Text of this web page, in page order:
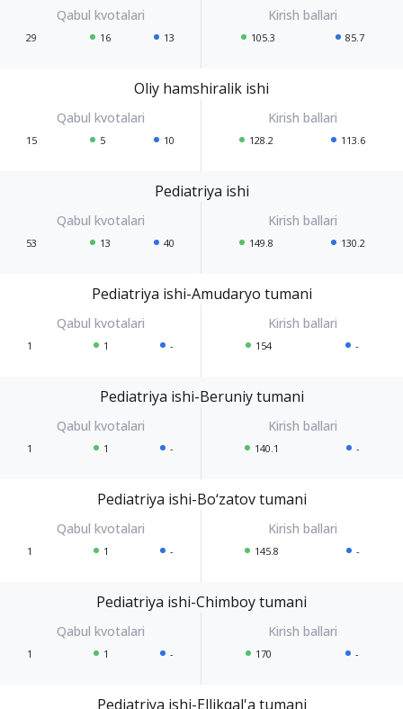
29 16 13 105.3 85.7
Oliy hamshiralik ishi
15 5 10 128.2 113.6
Pediatriya ishi
53 13 40 149.8 130.2
Pediatriya ishi-Amudaryo tumani
1 1 - 154 -
Pediatriya ishi-Beruniy tumani
1 1 - 140.1 -
Pediatriya ishi-Bo‘zatov tumani
1 1 - 145.8 -
Pediatriya ishi-Chimboy tumani
1 1 - 170 -
Pediatriya ishi-Ellikqal'a tumani